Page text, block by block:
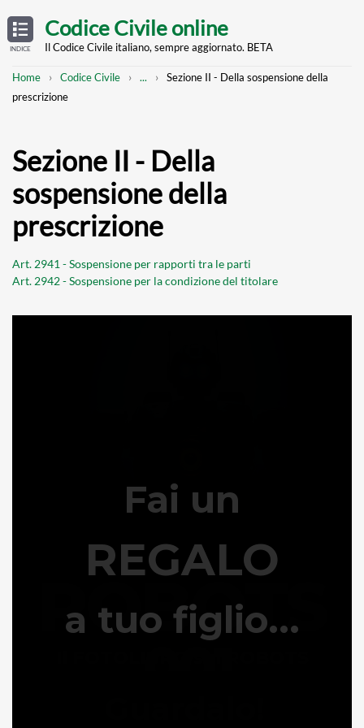
TABLE
OF
CONTENTS
INDICE
main
Codice Civile online
Il Codice Civile italiano, sempre aggiornato. BETA
Breadcrumb
Home Codice Civile
Mostra
...
Sezione II - Della sospensione della
prescrizione
Sezione II - Della
sospensione della
prescrizione
Art. 2941 - Sospensione per rapporti tra le parti
Art. 2942 - Sospensione per la condizione del titolare